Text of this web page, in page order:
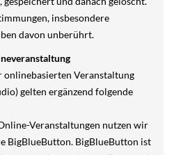
insbesondere
davon unberührt.
onlinebasierten Veranstaltung
gelten ergänzend folgende
Veranstaltungen nutzen wir
BigBlueButton. BigBlueButton ist